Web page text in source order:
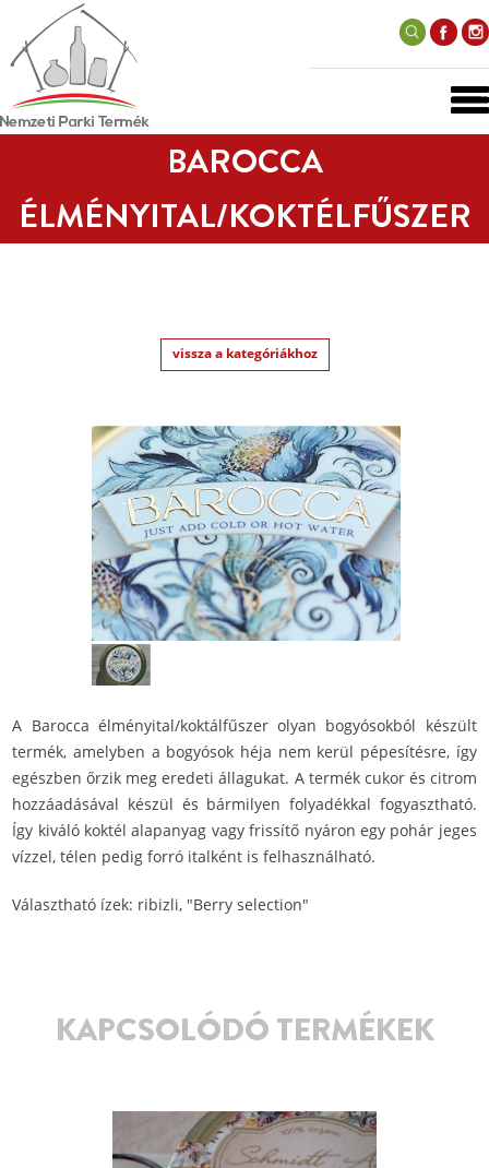
BAROCCA
ÉLMÉNYITAL/KOKTÉLFŰSZER
vissza a kategóriákhoz
A Barocca élményital/koktálfűszer olyan bogyósokból készült
termék, amelyben a bogyósok héja nem kerül pépesítésre, így
egészben őrzik meg eredeti állagukat. A termék cukor és citrom
hozzáadásával készül és bármilyen folyadékkal fogyasztható.
Így kiváló koktél alapanyag vagy frissítő nyáron egy pohár jeges
vízzel, télen pedig forró italként is felhasználható.
Választható ízek: ribizli, "Berry selection"
KAPCSOLÓDÓ TERMÉKEK